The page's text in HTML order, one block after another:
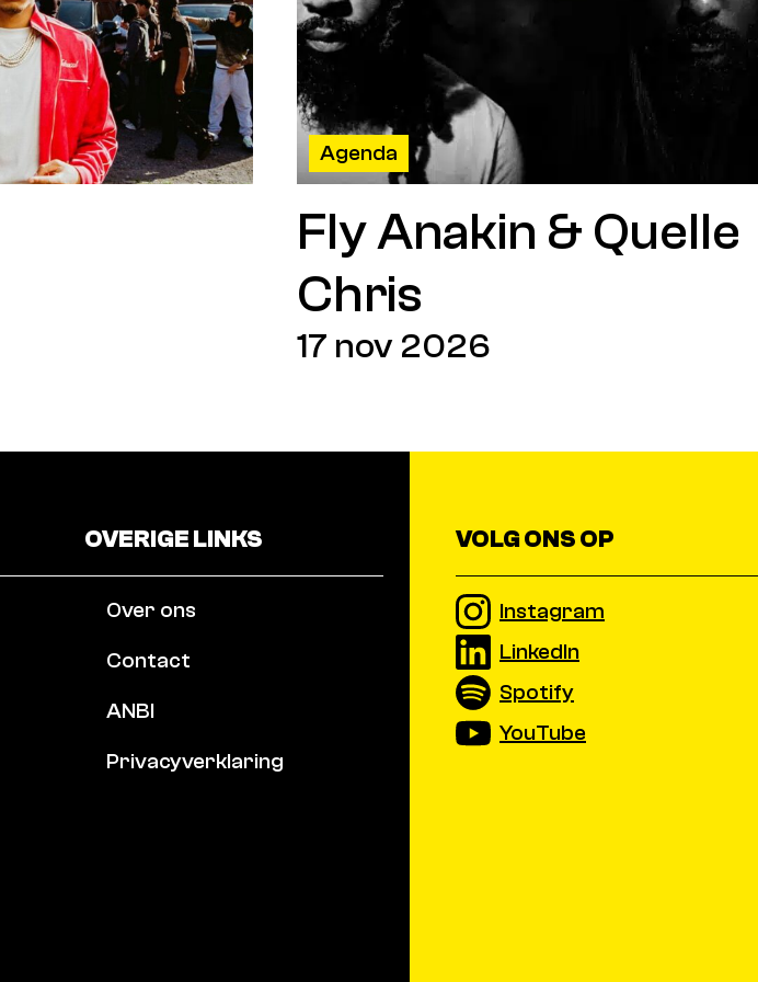
Agenda
Fly Anakin & Quelle
Chris
17 nov 2026
OVERIGE LINKS
Over ons
Contact
ANBI
Privacyverklaring
VOLG ONS OP
Instagram
LinkedIn
Spotify
YouTube